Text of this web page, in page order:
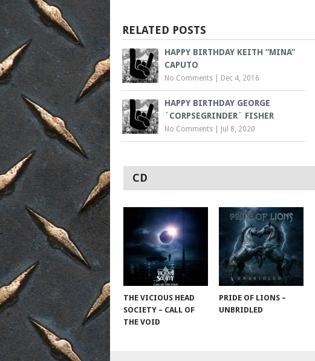
RELATED POSTS
HAPPY BIRTHDAY KEITH “MINA”
CAPUTO
No Comments Dec 4, 2016
HAPPY BIRTHDAY GEORGE
´CORPSEGRINDER´ FISHER
No Comments Jul 8, 2020
CD
THE VICIOUS HEAD
SOCIETY – CALL OF
THE VOID
PRIDE OF LIONS –
UNBRIDLED